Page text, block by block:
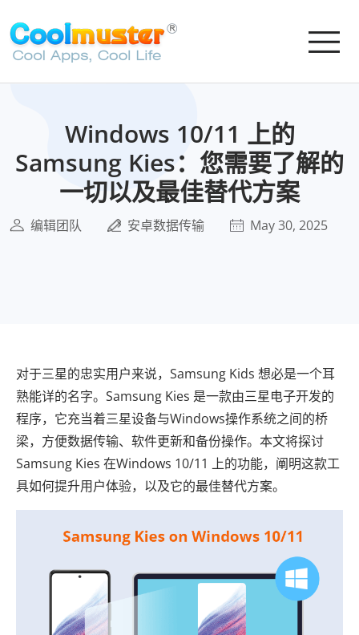
Windows 10/11 上的
Samsung Kies：您需要了解的
一切以及最佳替代方案
编辑团队 安卓数据传输 May 30, 2025
对于三星的忠实用户来说，Samsung Kids 想必是一个耳
熟能详的名字。Samsung Kies 是一款由三星电子开发的
程序，它充当着三星设备与Windows操作系统之间的桥
梁，方便数据传输、软件更新和备份操作。本文将探讨
Samsung Kies 在Windows 10/11 上的功能，阐明这款工
具如何提升用户体验，以及它的最佳替代方案。